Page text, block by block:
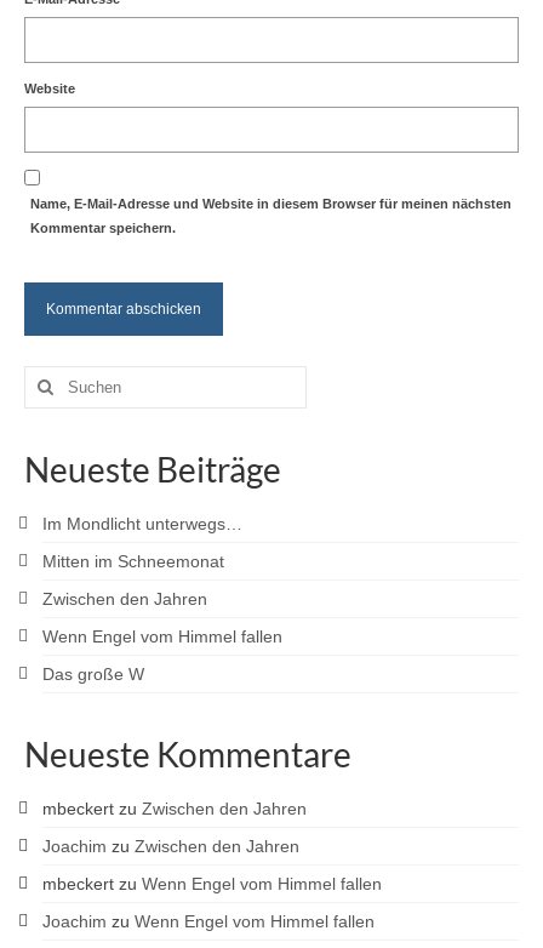
Website
Name, E-Mail-Adresse und Website in diesem Browser für meinen nächsten
Kommentar speichern.
Suche
nach:
Neueste Beiträge
Im Mondlicht unterwegs…
Mitten im Schneemonat
Zwischen den Jahren
Wenn Engel vom Himmel fallen
Das große W
Neueste Kommentare
mbeckert zu Zwischen den Jahren
Joachim zu Zwischen den Jahren
mbeckert zu Wenn Engel vom Himmel fallen
Joachim zu Wenn Engel vom Himmel fallen